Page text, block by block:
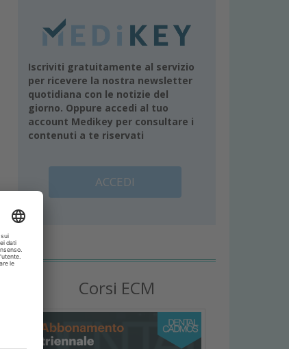
Iscriviti gratuitamente al servizio
per ricevere la nostra newsletter
quotidiana con le notizie del
giorno. Oppure accedi al tuo
account Medikey per consultare i
contenuti a te riservati
ACCEDI
Corsi ECM